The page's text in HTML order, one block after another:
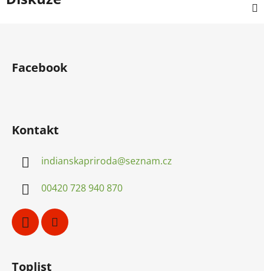
Facebook
Kontakt
indianskapriroda@seznam.cz
00420 728 940 870
Toplist